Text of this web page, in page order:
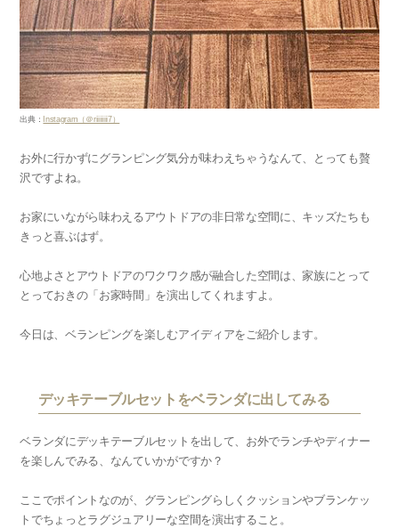
出典： Instagram（＠riiiiiiii7）
お外に行かずにグランピング気分が味わえちゃうなんて、とっても贅
沢ですよね。
お家にいながら味わえるアウトドアの非日常な空間に、キッズたちも
きっと喜ぶはず。
心地よさとアウトドアのワクワク感が融合した空間は、家族にとって
とっておきの「お家時間」を演出してくれますよ。
今日は、ベランピングを楽しむアイディアをご紹介します。
デッキテーブルセットをベランダに出してみる
ベランダにデッキテーブルセットを出して、お外でランチやディナー
を楽しんでみる、なんていかがですか？
ここでポイントなのが、グランピングらしくクッションやブランケッ
トでちょっとラグジュアリーな空間を演出すること。